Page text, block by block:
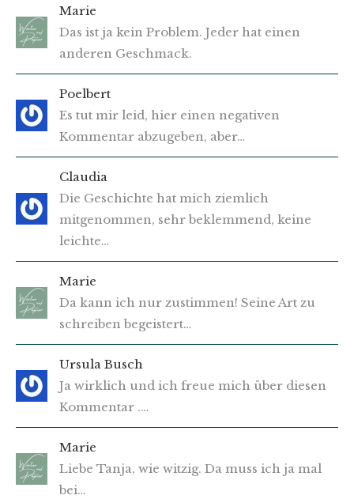
Marie
Das ist ja kein Problem. Jeder hat einen
anderen Geschmack.
Poelbert
Es tut mir leid, hier einen negativen
Kommentar abzugeben, aber…
Claudia
Die Geschichte hat mich ziemlich
mitgenommen, sehr beklemmend, keine
leichte…
Marie
Da kann ich nur zustimmen! Seine Art zu
schreiben begeistert…
Ursula Busch
Ja wirklich und ich freue mich über diesen
Kommentar .…
Marie
Liebe Tanja, wie witzig. Da muss ich ja mal
bei…